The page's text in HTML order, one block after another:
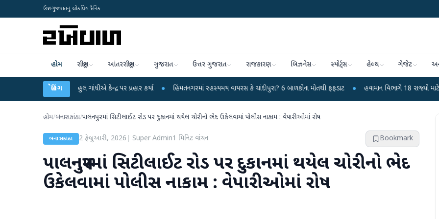
ઉત્તર ગુજરાતનું લોકપ્રિય દૈનિક
હોમ રાષ્ટ્રીય આંતરરાષ્ટ્રીય ગુજરાત ઉત્તર ગુજરાત રાજકારણ બિઝનેસ સ્પોર્ટ્સ હેલ્થ ગેજેટ
બ્રેકિંગ
પર રાહુલ ગાંધીએ કેન્દ્ર પર પ્રહાર કર્યા ● હિંમતનગરમાં રહસ્યમય વાયરસ કે ચાંદીપુરા? 6 બાળકોના મોતથી ફફડાટ ● હવામાન વિભાગે 18 રાજ્યો માટે ભારે વરસાદની
હોમ/બનાસકાંઠા/પાલનપુરમાં સિટીલાઈટ રોડ પર દુકાનમાં થયેલ ચોરીનો ભેદ ઉકેલવામાં પોલીસ નાકામ : વેપારીઓમાં રોષ
બનાસકાંઠા 2 ફેબ્રુઆરી, 2026 Super Admin1 મિનિટ વાંચન Bookmark
પાલનપુરમાં સિટીલાઈટ રોડ પર દુકાનમાં થયેલ ચોરીનો ભેદ
ઉકેલવામાં પોલીસ નાકામ : વેપારીઓમાં રોષ